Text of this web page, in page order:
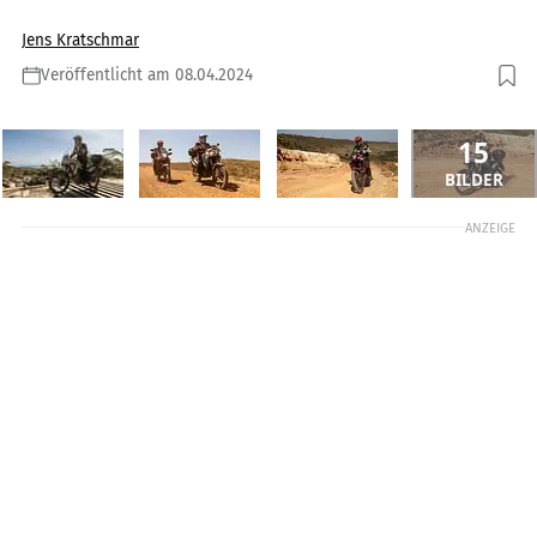
Jens Kratschmar
Veröffentlicht am 08.04.2024
15
BILDER
ANZEIGE